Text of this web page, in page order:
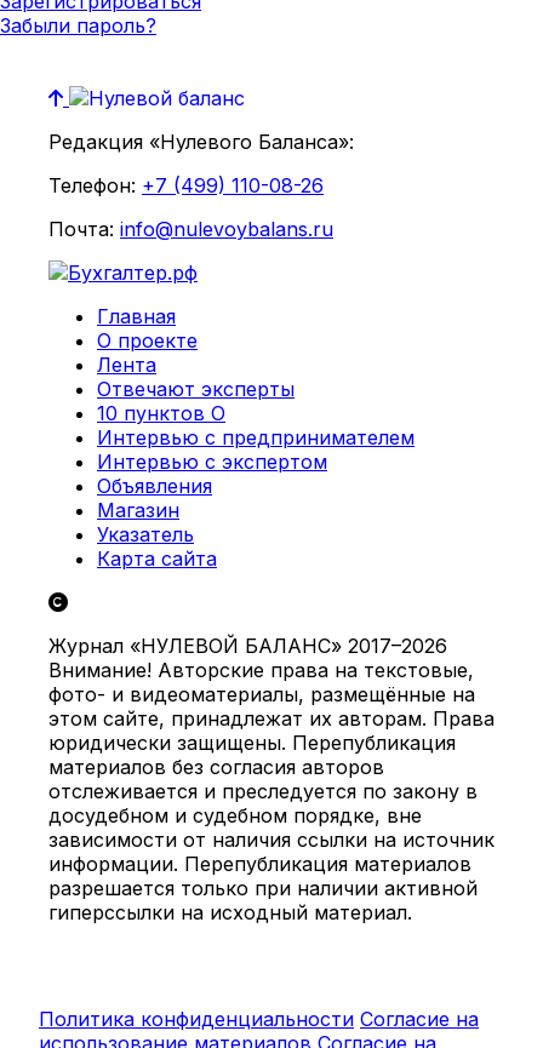
Забыли пароль?
Редакция «Нулевого Баланса»:
Телефон: +7 (499) 110-08-26
Почта: info@nulevoybalans.ru
Главная
О проекте
Лента
Отвечают эксперты
10 пунктов О
Интервью с предпринимателем
Интервью с экспертом
Объявления
Магазин
Указатель
Карта сайта
Журнал «НУЛЕВОЙ БАЛАНС» 2017–2026
Внимание! Авторские права на текстовые,
фото- и видеоматериалы, размещённые на
этом сайте, принадлежат их авторам. Права
юридически защищены. Перепубликация
материалов без согласия авторов
отслеживается и преследуется по закону в
досудебном и судебном порядке, вне
зависимости от наличия ссылки на источник
информации. Перепубликация материалов
разрешается только при наличии активной
гиперссылки на исходный материал.
Политика конфиденциальности Согласие на